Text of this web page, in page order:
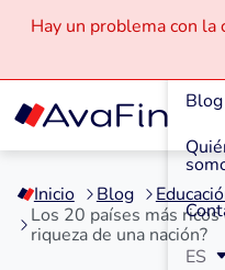
Saltar
contenido
Hay un problema con la
Blog
ES
Inicio Blog
Los 20 países más
riqueza de una nación?